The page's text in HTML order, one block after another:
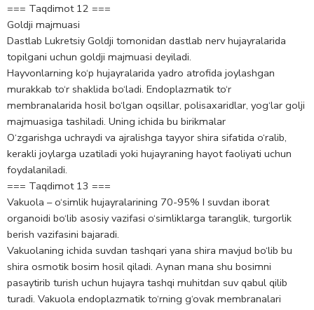
=== Taqdimot 12 ===
Goldji majmuasi
Dastlab Lukretsiy Goldji tomonidan dastlab nerv hujayralarida
topilgani uchun goldji majmuasi deyiladi.
Hayvonlarning ko‘p hujayralarida yadro atrofida joylashgan
murakkab to‘r shaklida bo‘ladi. Endoplazmatik to‘r
membranalarida hosil bo‘lgan oqsillar, polisaxaridlar, yog‘lar golji
majmuasiga tashiladi. Uning ichida bu birikmalar
O‘zgarishga uchraydi va ajralishga tayyor shira sifatida o‘ralib,
kerakli joylarga uzatiladi yoki hujayraning hayot faoliyati uchun
foydalaniladi.
=== Taqdimot 13 ===
Vakuola – o‘simlik hujayralarining 70-95% I suvdan iborat
organoidi bo‘lib asosiy vazifasi o‘simliklarga taranglik, turgorlik
berish vazifasini bajaradi.
Vakuolaning ichida suvdan tashqari yana shira mavjud bo‘lib bu
shira osmotik bosim hosil qiladi. Aynan mana shu bosimni
pasaytirib turish uchun hujayra tashqi muhitdan suv qabul qilib
turadi. Vakuola endoplazmatik to‘rning g‘ovak membranalari